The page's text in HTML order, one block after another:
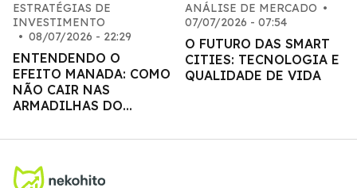
ESTRATÉGIAS DE
INVESTIMENTO
• 08/07/2026 - 22:29
ENTENDENDO O
EFEITO MANADA: COMO
NÃO CAIR NAS
ARMADILHAS DO
ANÁLISE DE MERCADO •
07/07/2026 - 07:54
O FUTURO DAS SMART
CITIES: TECNOLOGIA E
QUALIDADE DE VIDA